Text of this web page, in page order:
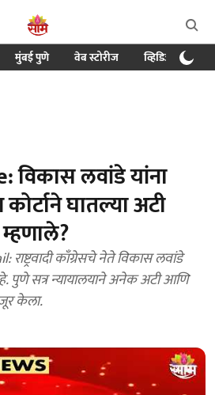
मुंबई पुणे वेब स्टोरीज व्हिडिओ
विकास लवांडे यांना
घातल्या अटी
काँग्रेसचे नेते विकास लवांडे
पुणे सत्र न्यायालयाने अनेक अटी आणि
केला.